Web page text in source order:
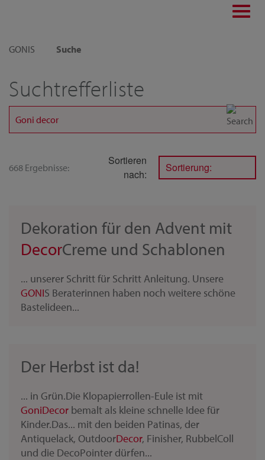
GONIS
Suche
Suchtrefferliste
668 Ergebnisse:
Sortieren
nach:
Sortierung:
Dekoration für den Advent mit
DecorCreme und Schablonen
... unserer Schritt für Schritt Anleitung. Unsere
GONIS Beraterinnen haben noch weitere schöne
Bastelideen...
Der Herbst ist da!
... in Grün.Die Klopapierrollen-Eule ist mit
GoniDecor bemalt als kleine schnelle Idee für
Kinder.Das... mit den beiden Patinas, der
Antiquelack, OutdoorDecor, Finisher, RubbelColl
und die DecoPointer dürfen...